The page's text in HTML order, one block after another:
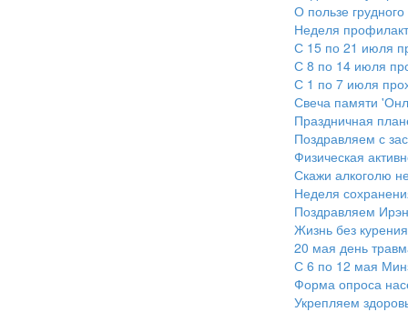
О пользе
Неделя
С 15 по 21 июля
С 8 по 14 июля
С 1 по 7 июля
Свеча памяти
Праздничная
Поздравляем с
Физическая
Скажи алкоголю
Неделя
Поздравляем
Жизнь без
20 мая день
С 6 по 12 мая
Форма опроса
Укрепляем